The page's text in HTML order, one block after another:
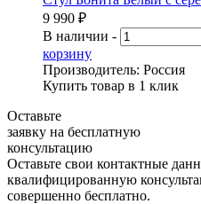
9 990 ₽
В наличии -
корзину
Производитель: Россия
Купить товар в 1 клик
Оставьте
заявку на бесплатную
консультацию
Оставьте свои контактные
квалифицированную
совершенно бесплатно.